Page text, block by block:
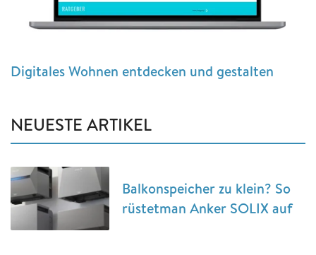
Digitales Wohnen entdecken und gestalten
NEUESTE ARTIKEL
Balkonspeicher zu klein? So
rüstetman Anker SOLIX auf